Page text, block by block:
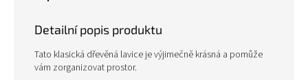
Detailní popis produktu
Tato klasická dřevěná lavice je výjimečně krásná a pomůže
vám zorganizovat prostor.